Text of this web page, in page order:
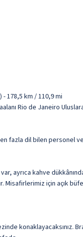
- 178,5 km / 110,9 mi
Rio de Janeiro
fazla dil bilen personel
ayrıca kahve
Misafirlerimiz için açık
konaklayacaksınız.